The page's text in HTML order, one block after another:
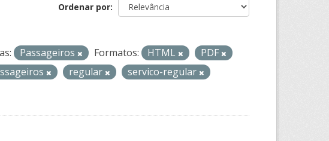
Ordenar por
Passageiros Formatos: HTML
PDF
regular
servico-regular